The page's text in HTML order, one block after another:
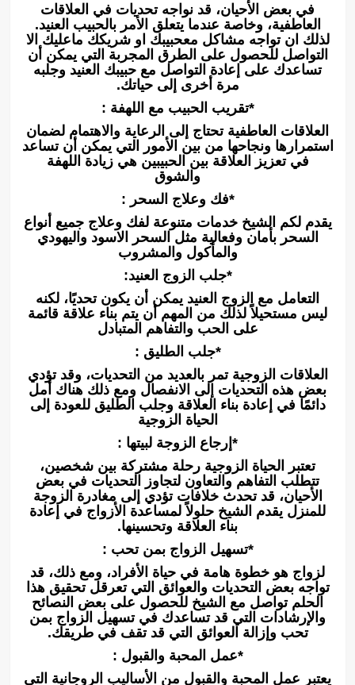
في بعض الأحيان، قد نواجه تحديات في العلاقات
العاطفية، وخاصة عندما يتعلق الأمر بالحبيب العنيد.
لذلك ان تواجه مشاكل معحبيبك او شريكك ماعليك الا
التواصل للحصول على الطرق المجربة التي يمكن أن
تساعدك على إعادة التواصل مع حبيبك العنيد وجلبه
مرة أخرى إلى حياتك.
*تقريب الحبيب مع اللهفة :
العلاقات العاطفية تحتاج إلى الرعاية والاهتمام لضمان
استمرارها ونجاحها من بين الأمور التي يمكن أن تساعد
في تعزيز العلاقة بين الحبيبين هي زيادة اللهفة
والشوق
*فك وعلاج السحر :
يقدم لكم الشيخ خدمات متنوعة لفك وعلاج جميع أنواع
السحر بأمان وفعالية مثل السحر الاسود واليهودي
والمأكول والمشروب
*جلب الزوج العنيد:
التعامل مع الزوج العنيد يمكن أن يكون تحديًا، لكنه
ليس مستحيلاً لذلك من المهم أن يتم بناء علاقة قائمة
على الحب والتفاهم المتبادل
*جلب الطليق :
العلاقات الزوجية تمر بالعديد من التحديات، وقد تؤدي
بعض هذه التحديات إلى الانفصال ومع ذلك هناك أمل
دائمًا في إعادة بناء العلاقة وجلب الطليق للعودة إلى
الحياة الزوجية
*إرجاع الزوجة لبيتها :
تعتبر الحياة الزوجية رحلة مشتركة بين شخصين،
تتطلب التفاهم والتعاون لتجاوز التحديات في بعض
الأحيان، قد تحدث خلافات تؤدي إلى مغادرة الزوجة
للمنزل يقدم الشيخ حلولاً لمساعدة الأزواج في إعادة
بناء العلاقة وتحسينها.
*تسهيل الزواج بمن تحب :
لزواج هو خطوة هامة في حياة الأفراد، ومع ذلك، قد
تواجه بعض التحديات والعوائق التي تعرقل تحقيق هذا
الحلم تواصل مع الشيخ للحصول على بعض النصائح
والإرشادات التي قد تساعدك في تسهيل الزواج بمن
تحب وإزالة العوائق التي قد تقف في طريقك.
*عمل المحبة والقبول :
يعتبر عمل المحبة والقبول من الأساليب الروحانية التي